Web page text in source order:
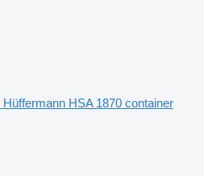
Hüffermann HSA 1870 container